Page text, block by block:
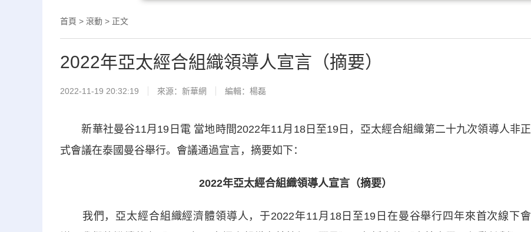
首頁 > 滾動 > 正文
2022年亞太經合組織領導人宣言（摘要）
2022-11-19 20:32:19 來源： 新華網 編輯：楊磊
新華社曼谷11月19日電 當地時間2022年11月18日至19日，亞太經合組織第二十九次領導人非正
式會議在泰國曼谷舉行。會議通過宣言，摘要如下：
2022年亞太經合組織領導人宣言（摘要）
我們，亞太經合組織經濟體領導人，于2022年11月18日至19日在曼谷舉行四年來首次線下會